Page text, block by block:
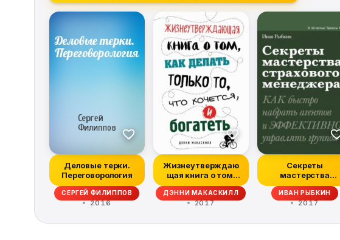
Деловые терки.
Переговорология
СЕРГЕЙ ФИЛИППОВ
2016
Жизнеутверждаю
щая книга о том,
как делать только
т...
ДЭННИ МАКАСКИЛЛ
2017
Секреты
мастерства
страхового
менеджера: как
быстр...
ИВАН РЫБКИН
2017